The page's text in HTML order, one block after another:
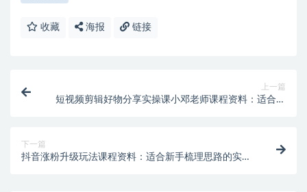
收藏 海报 链接
上一篇
短视频剪辑好物分享实操课小邓老师课程资料：适合新
下一篇
抖音涨粉升级玩法课程资料：适合新手梳理思路的实操